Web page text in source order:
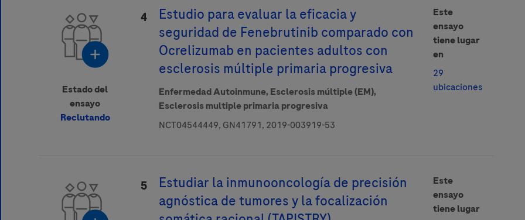
Estado del
ensayo
Reclutando
4
Estudio para evaluar la eficacia y
seguridad de Fenebrutinib comparado con
Ocrelizumab en pacientes adultos con
esclerosis múltiple primaria progresiva
Enfermedad Autoinmune,Esclerosis múltiple (EM),
Esclerosis multiple primaria progresiva
NCT04544449, GN41791, 2019-003919-53
Este
ensayo
tiene lugar
en
29
ubicaciones
5
Estudiar la inmunooncología de precisión
agnóstica de tumores y la focalización
Este
ensayo
tiene lugar